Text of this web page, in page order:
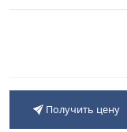
Получить цену